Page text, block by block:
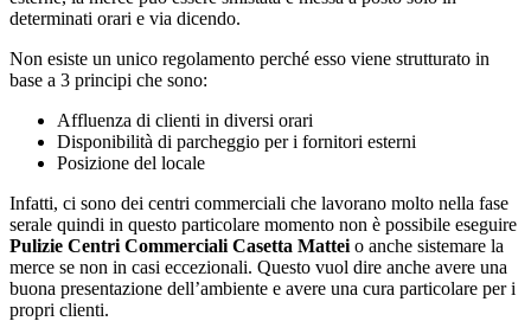
determinati orari e via dicendo.
Non esiste un unico regolamento perché esso viene strutturato in
base a 3 principi che sono:
Affluenza di clienti in diversi orari
Disponibilità di parcheggio per i fornitori esterni
Posizione del locale
Infatti, ci sono dei centri commerciali che lavorano molto nella fase
serale quindi in questo particolare momento non è possibile eseguire
Pulizie Centri Commerciali Casetta Mattei o anche sistemare la
merce se non in casi eccezionali. Questo vuol dire anche avere una
buona presentazione dell’ambiente e avere una cura particolare per i
propri clienti.